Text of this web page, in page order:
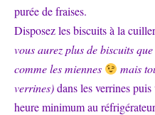
purée de fraises.
Disposez les biscuits à la
vous aurez plus de biscuits
comme les miennes
mais
verrines)dans les verrines
heure minimum au